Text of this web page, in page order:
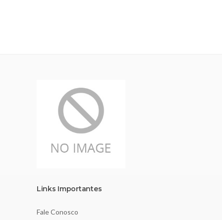
Links Importantes
Fale Conosco